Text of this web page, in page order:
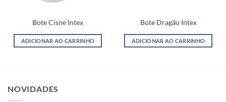
Bote Cisne Intex
ADICIONAR AO CARRINHO
Bote Dragão Intex
ADICIONAR AO CARRINHO
NOVIDADES